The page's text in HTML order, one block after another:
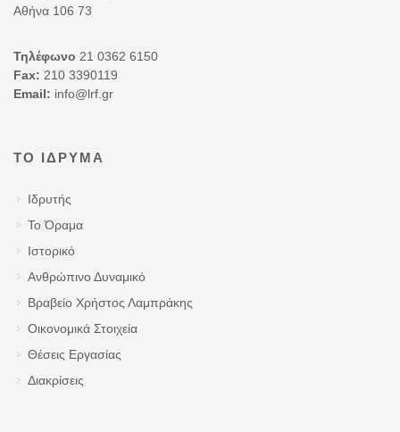
Αθήνα 106 73
Τηλέφωνο 21 0362 6150
Fax: 210 3390119
Email: info@lrf.gr
ΤΟ ΊΔΡΥΜΑ
Ιδρυτής
Το Όραμα
Ιστορικό
Ανθρώπινο Δυναμικό
Βραβείο Χρήστος Λαμπράκης
Οικονομικά Στοιχεία
Θέσεις Εργασίας
Διακρίσεις